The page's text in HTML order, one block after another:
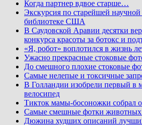
Когда партнер вдвое старше…
Экскурсия по старейшей научной
библиотеке США
В Саудовской Аравии десятки
конкурса красоты за ботокс и
«Я, робот» воплотился в жизнь
Ужасно прекрасные стоковые
До смешного плохие стоковые
Самые нелепые и токсичные
В Голландии изобрели первый в
велосипед
Тикток мамы-босоножки собрал
Самые смешные фотки животных
Дюжина худших описаний